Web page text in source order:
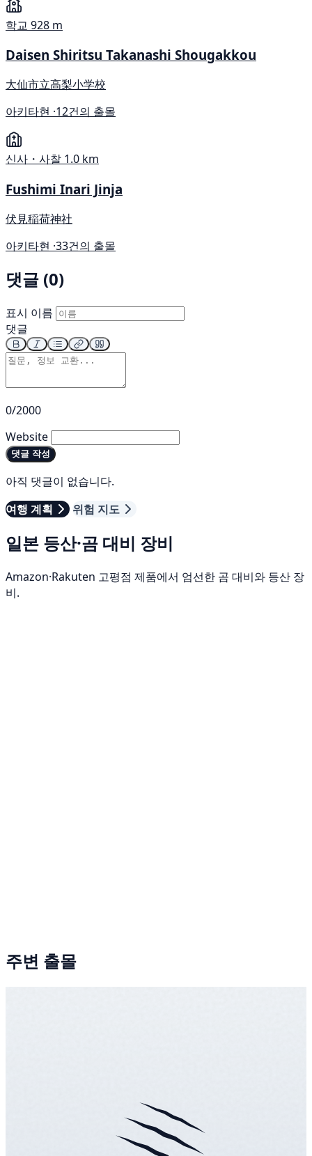
학교 928 m
Daisen Shiritsu Takanashi Shougakkou
大仙市立高梨小学校
아키타현 ·12건의 출몰
신사・사찰 1.0 km
Fushimi Inari Jinja
伏見稲荷神社
아키타현 ·33건의 출몰
댓글 (0)
표시 이름
댓글
0/2000
Website
댓글 작성
아직 댓글이 없습니다.
여행 계획
위험 지도
일본 등산·곰 대비 장비
Amazon·Rakuten 고평점 제품에서 엄선한 곰 대비와 등산 장
비.
주변 출몰